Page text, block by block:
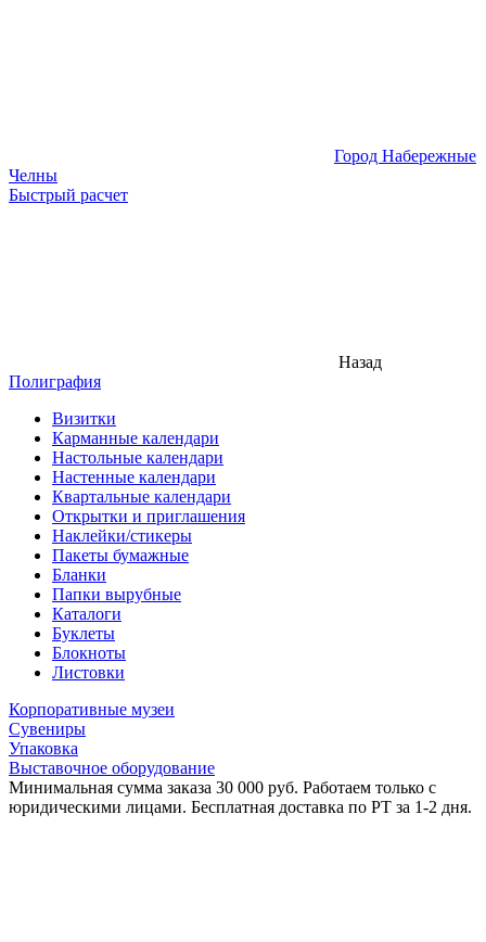
Город Набережные
Челны
Быстрый расчет
Назад
Полиграфия
Визитки
Карманные календари
Настольные календари
Настенные календари
Квартальные календари
Открытки и приглашения
Наклейки/стикеры
Пакеты бумажные
Бланки
Папки вырубные
Каталоги
Буклеты
Блокноты
Листовки
Корпоративные музеи
Сувениры
Упаковка
Выставочное оборудование
Минимальная сумма заказа 30 000 руб. Работаем только с
юридическими лицами. Бесплатная доставка по РТ за 1-2 дня.